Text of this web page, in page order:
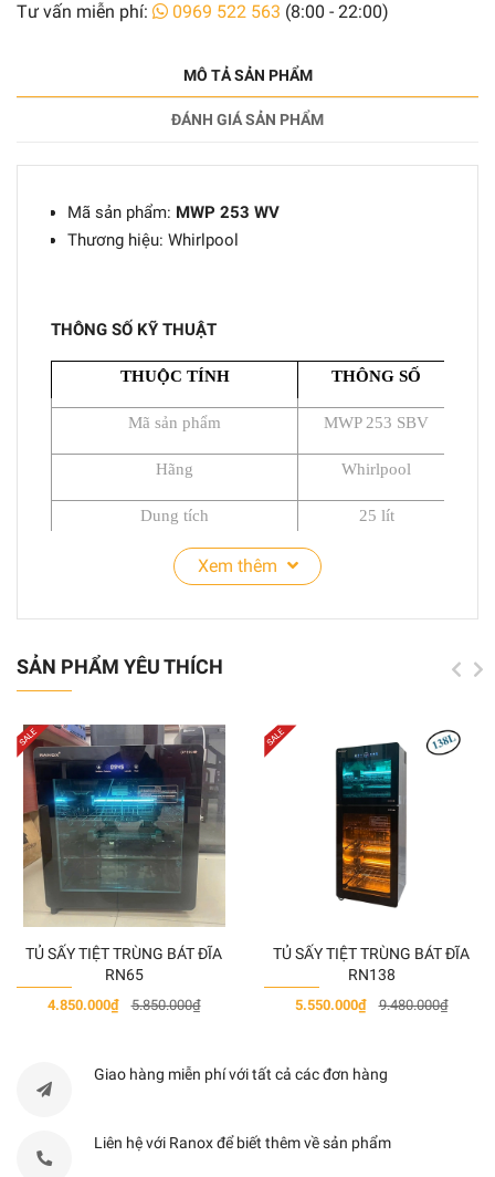
Tư vấn miễn phí: 0969 522 563 (8:00 - 22:00)
MÔ TẢ SẢN PHẨM
ĐÁNH GIÁ SẢN PHẨM
Mã sản phẩm: MWP 253 WV
Thương hiệu: Whirlpool
THÔNG SỐ KỸ THUẬT
THUỘC TÍNH THÔNG SỐ
Mã sản phẩm MWP 253 SBV
Hãng Whirlpool
Dung tích 25 lít
Loại
Kích thước khoang chứa (HxWxD)
Công suất vi sóng 900W
Công suất nướng 1000W
Cường độ dùng điện 12A
Số chương trình 8
Thời gian nấu tối đa 90 phút
Chương trình tự vệ sinh Có
Xem thêm
SẢN PHẨM YÊU THÍCH
TỦ SẤY TIỆT TRÙNG BÁT ĐĨA
RN65
4.850.000₫ 5.850.000₫
TỦ SẤY TIỆT TRÙNG BÁT ĐĨA
RN138
5.550.000₫ 9.480.000₫
Giao hàng miễn phí với tất cả các đơn hàng
Liên hệ với Ranox để biết thêm về sản phẩm